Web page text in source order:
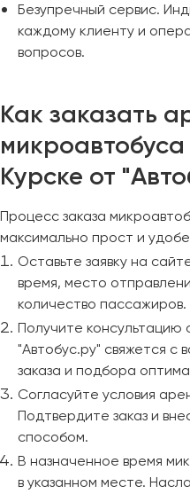
Безупречный сервис.
каждому клиенту и
вопросов.
Как заказать
Курске от
Процесс заказа
максимально прост и
Оставьте заявку на
время, место
количество пассажиров.
Получите
"Автобус.ру" свяжется с
заказа и подбора
Согласуйте условия
Подтвердите заказ и
способом.
В назначенное время
в указанном месте.